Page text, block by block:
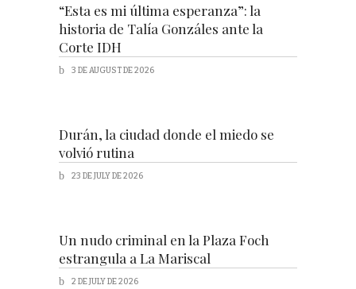
“Esta es mi última esperanza”: la
historia de Talía Gonzáles ante la
Corte IDH
3 DE AUGUST DE 2026
Durán, la ciudad donde el miedo se
volvió rutina
23 DE JULY DE 2026
Un nudo criminal en la Plaza Foch
estrangula a La Mariscal
2 DE JULY DE 2026